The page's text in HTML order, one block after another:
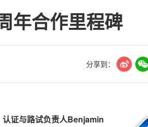
碳中和
美国临床肿瘤学会(ASCO)
娱乐时尚与艺术
新加坡
年合作里程碑
分享到：
认证与路试负责人Benjamin